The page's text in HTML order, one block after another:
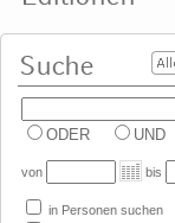
ODER UND
von bis
in Personen suchen